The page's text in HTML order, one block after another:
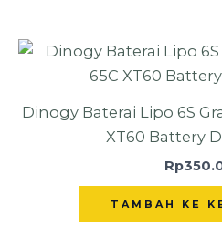
Dinogy Baterai Lipo 6S
XT60 Battery
Rp
TAMBAH KE